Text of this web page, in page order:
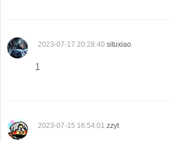
2023-07-17 20:28:40 situxiao
1
2023-07-15 16:54:01 zzyt